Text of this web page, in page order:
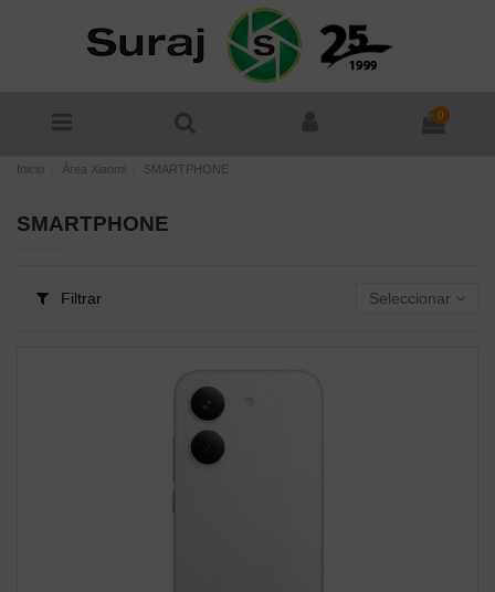
0
Inicio Área Xiaomi SMARTPHONE
SMARTPHONE
Filtrar Seleccionar